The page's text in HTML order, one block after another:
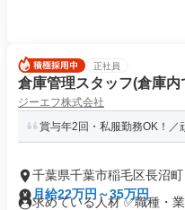
正社員
倉庫管理スタッフ(倉庫
ジーエフ株式会社
賞与年2回・私服勤務OK！／
千葉県千葉市稲毛区長沼町
月給22万円～35万円
求めている人材 ✅職種・